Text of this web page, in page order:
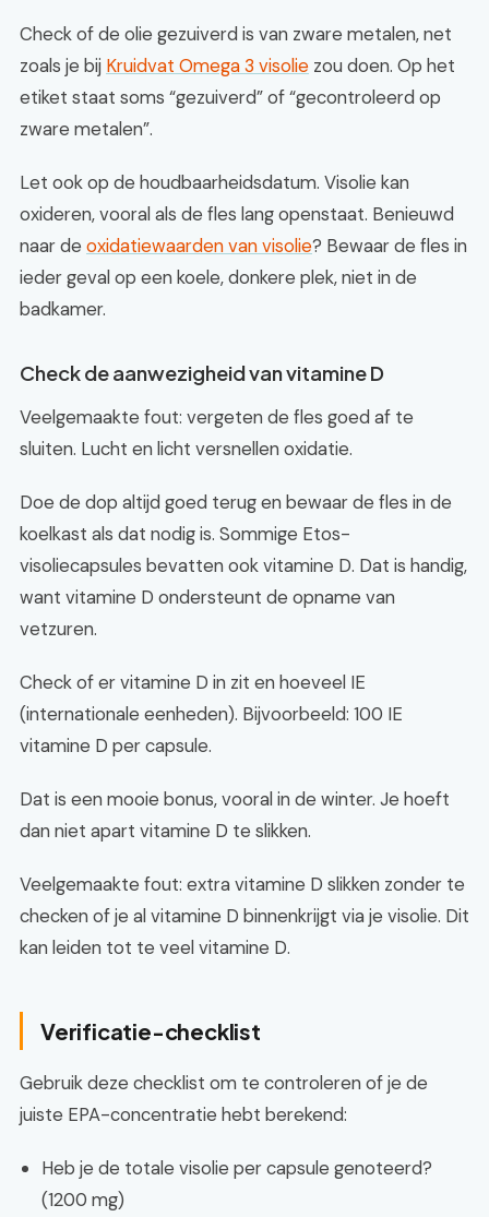
Check of de olie gezuiverd is van zware metalen, net
zoals je bij Kruidvat Omega 3 visolie zou doen. Op het
etiket staat soms “gezuiverd” of “gecontroleerd op
zware metalen”.
Let ook op de houdbaarheidsdatum. Visolie kan
oxideren, vooral als de fles lang openstaat. Benieuwd
naar de oxidatiewaarden van visolie? Bewaar de fles in
ieder geval op een koele, donkere plek, niet in de
badkamer.
Check de aanwezigheid van vitamine D
Veelgemaakte fout: vergeten de fles goed af te
sluiten. Lucht en licht versnellen oxidatie.
Doe de dop altijd goed terug en bewaar de fles in de
koelkast als dat nodig is. Sommige Etos-
visoliecapsules bevatten ook vitamine D. Dat is handig,
want vitamine D ondersteunt de opname van
vetzuren.
Check of er vitamine D in zit en hoeveel IE
(internationale eenheden). Bijvoorbeeld: 100 IE
vitamine D per capsule.
Dat is een mooie bonus, vooral in de winter. Je hoeft
dan niet apart vitamine D te slikken.
Veelgemaakte fout: extra vitamine D slikken zonder te
checken of je al vitamine D binnenkrijgt via je visolie. Dit
kan leiden tot te veel vitamine D.
Verificatie-checklist
Gebruik deze checklist om te controleren of je de
juiste EPA-concentratie hebt berekend:
Heb je de totale visolie per capsule genoteerd?
(1200 mg)